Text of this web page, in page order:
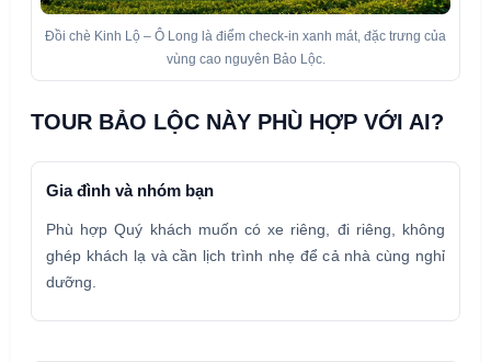
Đồi chè Kinh Lộ – Ô Long là điểm check-in xanh mát, đặc trưng của
vùng cao nguyên Bảo Lộc.
TOUR BẢO LỘC NÀY PHÙ HỢP VỚI AI?
Gia đình và nhóm bạn
Phù hợp Quý khách muốn có xe riêng, đi riêng, không
ghép khách lạ và cần lịch trình nhẹ để cả nhà cùng nghỉ
dưỡng.